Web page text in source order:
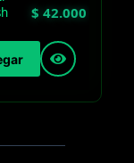
$ 42.000